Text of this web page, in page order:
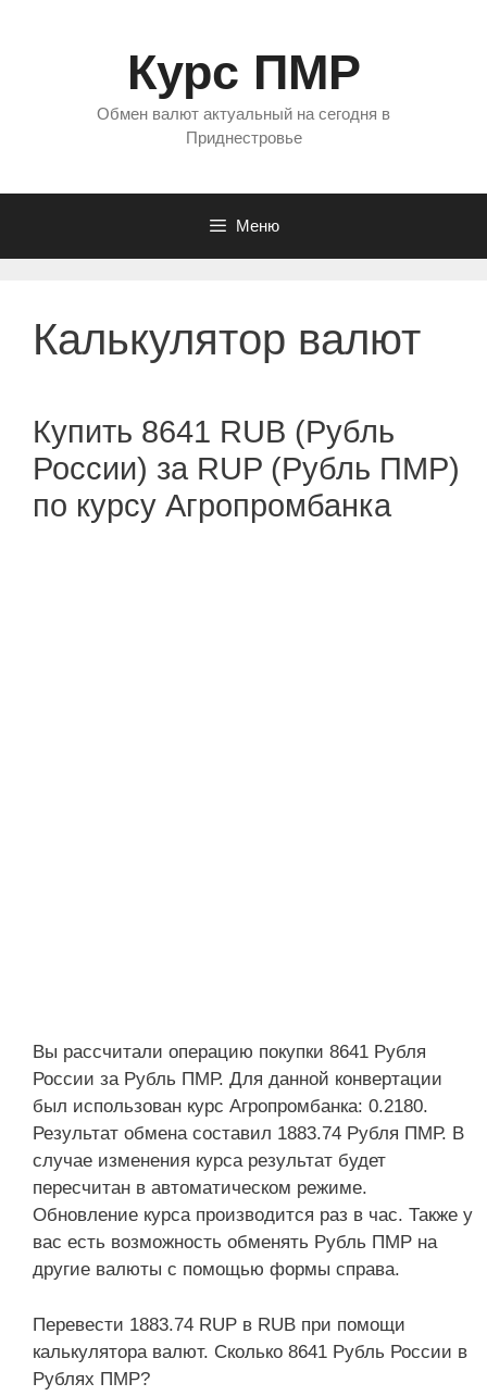
Курс ПМР
Обмен валют актуальный на сегодня в
Приднестровье
Меню
Калькулятор валют
Купить 8641 RUB (Рубль
России) за RUP (Рубль ПМР)
по курсу Агропромбанка
Вы рассчитали операцию покупки 8641 Рубля
России за Рубль ПМР. Для данной конвертации
был использован курс Агропромбанка: 0.2180.
Результат обмена составил 1883.74 Рубля ПМР. В
случае изменения курса результат будет
пересчитан в автоматическом режиме.
Обновление курса производится раз в час. Также у
вас есть возможность обменять Рубль ПМР на
другие валюты с помощью формы справа.
Перевести 1883.74 RUP в RUB при помощи
калькулятора валют. Сколько 8641 Рубль России в
Рублях ПМР?